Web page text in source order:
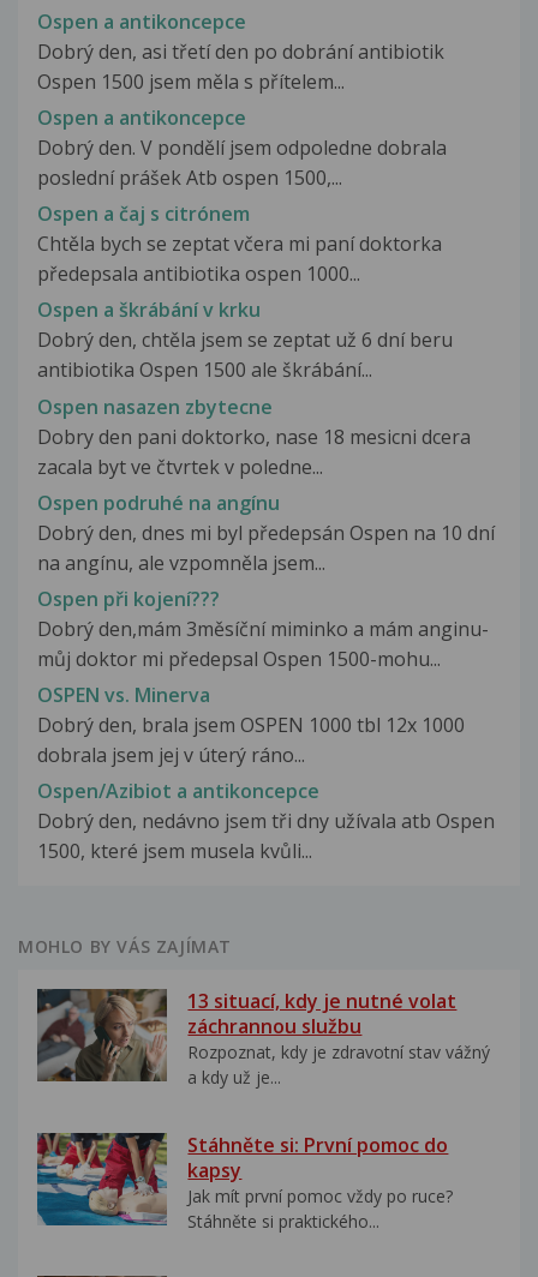
Ospen a antikoncepce
Dobrý den, asi třetí den po dobrání antibiotik
Ospen 1500 jsem měla s přítelem...
Ospen a antikoncepce
Dobrý den. V pondělí jsem odpoledne dobrala
poslední prášek Atb ospen 1500,...
Ospen a čaj s citrónem
Chtěla bych se zeptat včera mi paní doktorka
předepsala antibiotika ospen 1000...
Ospen a škrábání v krku
Dobrý den, chtěla jsem se zeptat už 6 dní beru
antibiotika Ospen 1500 ale škrábání...
Ospen nasazen zbytecne
Dobry den pani doktorko, nase 18 mesicni dcera
zacala byt ve čtvrtek v poledne...
Ospen podruhé na angínu
Dobrý den, dnes mi byl předepsán Ospen na 10 dní
na angínu, ale vzpomněla jsem...
Ospen při kojení???
Dobrý den,mám 3měsíční miminko a mám anginu-
můj doktor mi předepsal Ospen 1500-mohu...
OSPEN vs. Minerva
Dobrý den, brala jsem OSPEN 1000 tbl 12x 1000
dobrala jsem jej v úterý ráno...
Ospen/Azibiot a antikoncepce
Dobrý den, nedávno jsem tři dny užívala atb Ospen
1500, které jsem musela kvůli...
MOHLO BY VÁS ZAJÍMAT
13 situací, kdy je nutné volat
záchrannou službu
Rozpoznat, kdy je zdravotní stav vážný
a kdy už je...
Stáhněte si: První pomoc do
kapsy
Jak mít první pomoc vždy po ruce?
Stáhněte si praktického...